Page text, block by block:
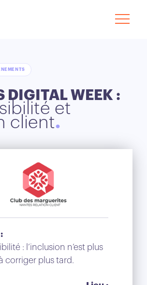
DIGITAL WEEK :
et
client
: l’inclusion n’est plus
corriger plus tard.